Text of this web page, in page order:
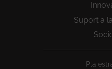
Suport a
Pla